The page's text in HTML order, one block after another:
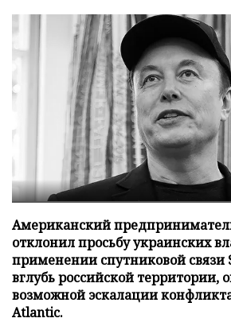
Американский
отклонил просьбу украинских
применении спутниковой связи
вглубь российской территории,
возможной эскалации
Atlantic.